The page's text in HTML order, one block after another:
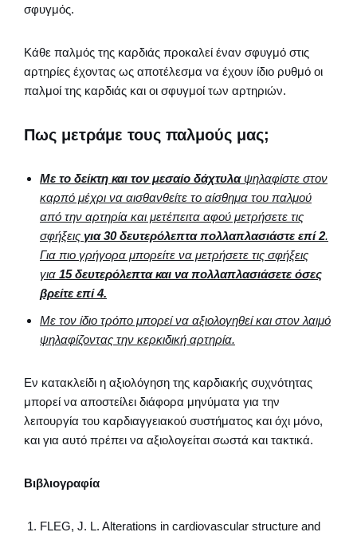
σφυγμός.
Κάθε παλμός της καρδιάς προκαλεί έναν σφυγμό στις
αρτηρίες έχοντας ως αποτέλεσμα να έχουν ίδιο ρυθμό οι
παλμοί της καρδιάς και οι σφυγμοί των αρτηριών.
Πως μετράμε τους παλμούς μας;
Με το δείκτη και τον μεσαίο δάχτυλαψηλαφίστε στον
καρπό μέχρι να αισθανθείτε το αίσθημα του παλμού
από την αρτηρία και μετέπειτα αφού μετρήσετε τις
σφήξεις για 30 δευτερόλεπτα πολλαπλασιάστε επί 2.
Για πιο γρήγορα μπορείτε να μετρήσετε τις σφήξεις
για 15 δευτερόλεπτα και να πολλαπλασιάσετε όσες
βρείτε επί 4.
Με τον ίδιο τρόπο μπορεί να αξιολογηθεί και στον λαιμό
ψηλαφίζοντας την κερκιδική αρτηρία.
Εν κατακλείδι η αξιολόγηση της καρδιακής συχνότητας
μπορεί να αποστείλει διάφορα μηνύματα για την
λειτουργία του καρδιαγγειακού συστήματος και όχι μόνο,
και για αυτό πρέπει να αξιολογείται σωστά και τακτικά.
Βιβλιογραφία
FLEG, J. L. Alterations in cardiovascular structure and